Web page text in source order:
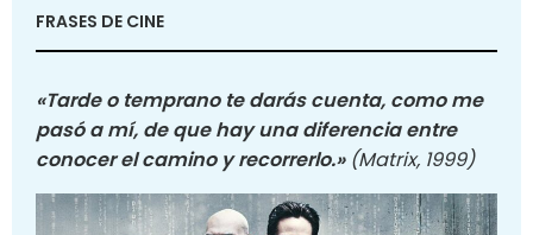
FRASES DE CINE
«Tarde o temprano te darás cuenta, como me
pasó a mí, de que hay una diferencia entre
conocer el camino y recorrerlo.» (Matrix, 1999)